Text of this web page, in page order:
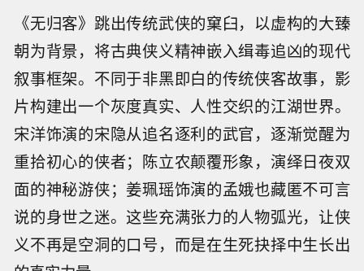
《无归客》跳出传统武侠的窠臼，以虚构的大臻
朝为背景，将古典侠义精神嵌入缉毒追凶的现代
叙事框架。不同于非黑即白的传统侠客故事，影
片构建出一个灰度真实、人性交织的江湖世界。
宋洋饰演的宋隐从追名逐利的武官，逐渐觉醒为
重拾初心的侠者；陈立农颠覆形象，演绎日夜双
面的神秘游侠；姜珮瑶饰演的孟娥也藏匿不可言
说的身世之迷。这些充满张力的人物弧光，让侠
义不再是空洞的口号，而是在生死抉择中生长出